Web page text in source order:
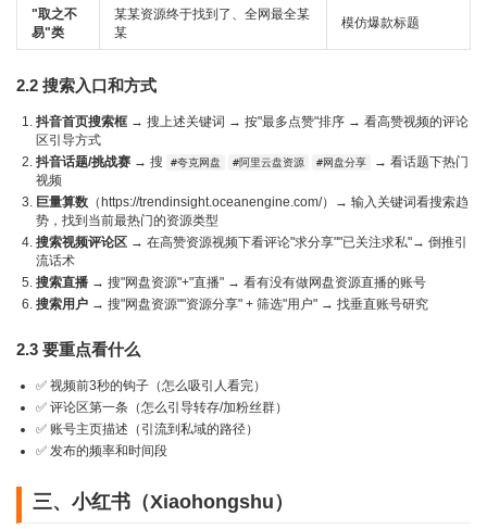
"取之不
易"类
某某资源终于找到了、全网最全某
某
模仿爆款标题
2.2 搜索入口和方式
抖音首页搜索框 → 搜上述关键词 → 按"最多点赞"排序 → 看高赞视频的评论
区引导方式
抖音话题/挑战赛 → 搜 #夸克网盘 #阿里云盘资源 #网盘分享
→ 看话题下热门
视频
巨量算数 （https://trendinsight.oceanengine.com/）→ 输入关键词看搜索趋
势，找到当前最热门的资源类型
搜索视频评论区 → 在高赞资源视频下看评论"求分享""已关注求私"→ 倒推引
流话术
搜索直播 → 搜"网盘资源"+"直播" → 看有没有做网盘资源直播的账号
搜索用户 → 搜"网盘资源""资源分享" + 筛选"用户" → 找垂直账号研究
2.3 要重点看什么
✅ 视频前3秒的钩子（怎么吸引人看完）
✅ 评论区第一条（怎么引导转存/加粉丝群）
✅ 账号主页描述（引流到私域的路径）
✅ 发布的频率和时间段
三、小红书（Xiaohongshu）